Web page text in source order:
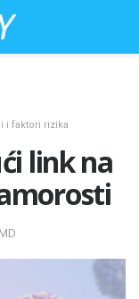
i faktori rizika
link na